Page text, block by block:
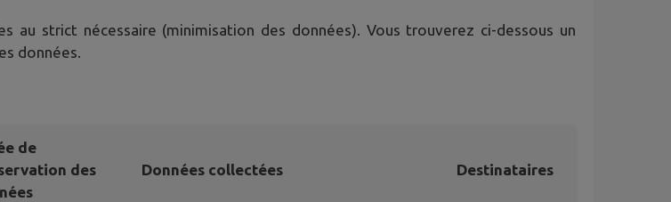
au strict nécessaire (minimisation des données). Vous trouverez ci-dessous un
données.
de
des
Données collectées Destinataires